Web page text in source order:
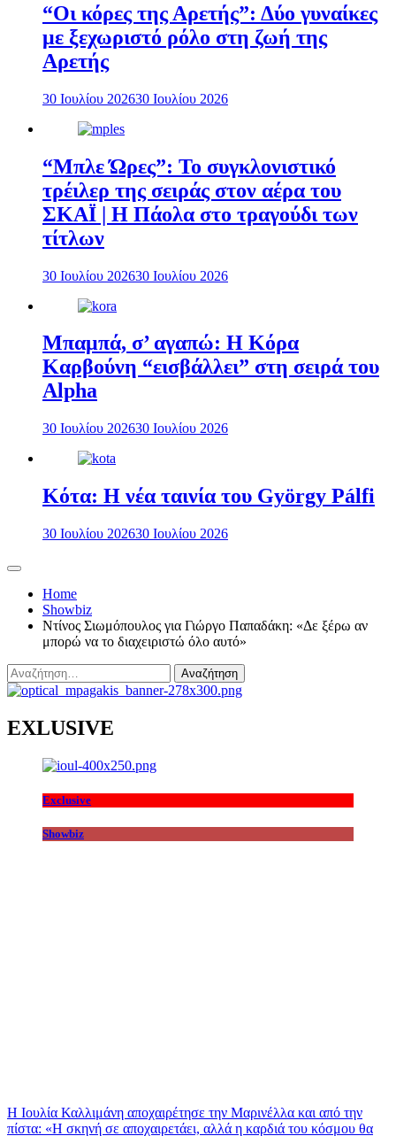
“Οι κόρες της Αρετής”: Δύο γυναίκες
με ξεχωριστό ρόλο στη ζωή της
Αρετής
30 Ιουλίου 202630 Ιουλίου 2026
“Μπλε Ώρες”: Το συγκλονιστικό
τρέιλερ της σειράς στον αέρα του
ΣΚΑΪ | Η Πάολα στο τραγούδι των
τίτλων
30 Ιουλίου 202630 Ιουλίου 2026
Μπαμπά, σ’ αγαπώ: Η Κόρα
Καρβούνη “εισβάλλει” στη σειρά του
Alpha
30 Ιουλίου 202630 Ιουλίου 2026
Κότα: Η νέα ταινία του György Pálfi
30 Ιουλίου 202630 Ιουλίου 2026
Home
Showbiz
Ντίνος Σιωμόπουλος για Γιώργο Παπαδάκη: «Δε ξέρω αν
μπορώ να το διαχειριστώ όλο αυτό»
Αναζήτηση
για:
EXLUSIVE
Exclusive
Showbiz
Η Ιουλία Καλλιμάνη αποχαιρέτησε την Μαρινέλλα και από την
πίστα: «H σκηνή σε αποχαιρετάει, αλλά η καρδιά του κόσμου θα